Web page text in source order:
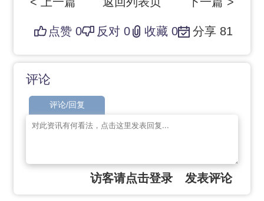
点赞0 反对 0 收藏0 分享 81
评论
评论/回复
访客请点击登录 发表评论